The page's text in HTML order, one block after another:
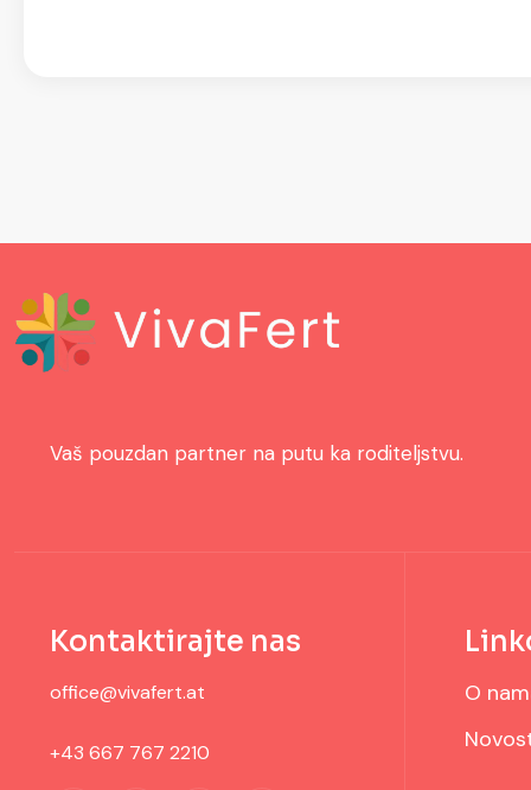
Vaš pouzdan partner na putu ka roditeljstvu.
Kontaktirajte nas
office@vivafert.at
+43 667 767 2210
O